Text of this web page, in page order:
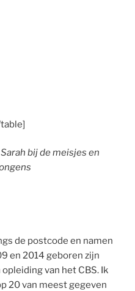
bij de meisjes en
de postcode en namen
en 2014 geboren zijn
van het CBS. Ik
20 van meest gegeven